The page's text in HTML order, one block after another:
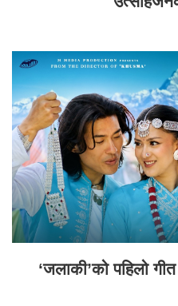
‘जलाकी’को पहिलो